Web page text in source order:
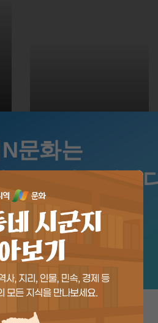
자 떠나자~ 동해바
다로
문화는
를 제공합니